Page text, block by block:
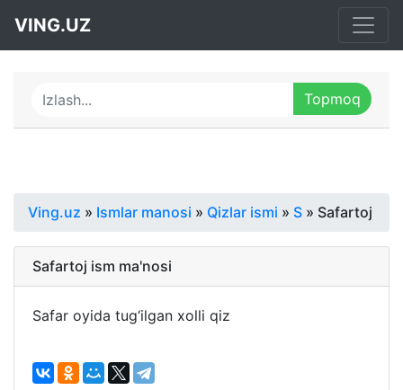
VING.UZ
Ving.uz » Ismlar manosi » Qizlar ismi » S » Safartoj
Safartoj ism ma'nosi
Safar oyida tug‘ilgan xolli qiz